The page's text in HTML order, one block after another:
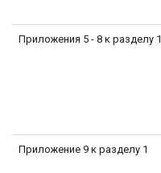
Приложения 5 - 8 к разделу 1
Приложение 9 к разделу 1